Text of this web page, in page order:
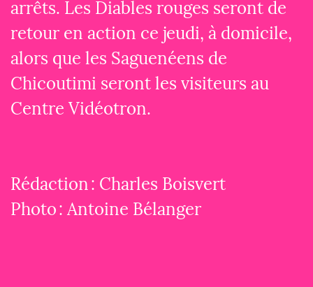
arrêts. Les Diables rouges seront de
retour en action ce jeudi, à domicile,
alors que les Saguenéens de
Chicoutimi seront les visiteurs au
Centre Vidéotron.
Rédaction : Charles Boisvert
Photo : Antoine Bélanger